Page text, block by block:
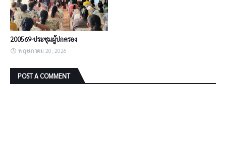
200569-ประชุมผู้ปกครอง
พฤษภาคม 20, 2026
POST A COMMENT